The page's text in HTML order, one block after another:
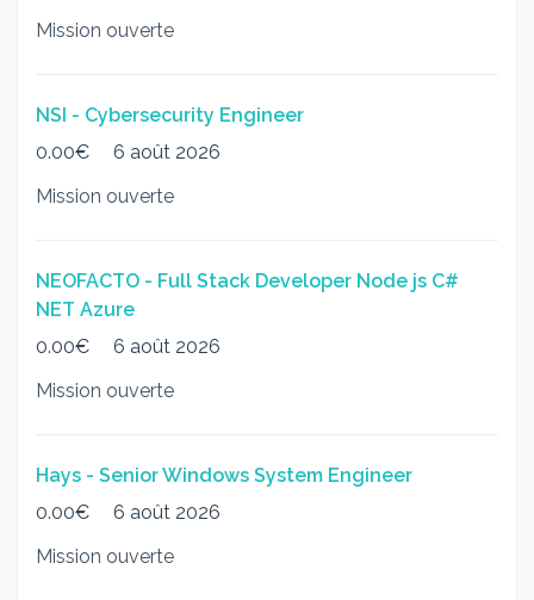
Mission ouverte
NSI - Cybersecurity Engineer
0.00€
6 août 2026
Mission ouverte
NEOFACTO - Full Stack Developer Node js C#
NET Azure
0.00€
6 août 2026
Mission ouverte
Hays - Senior Windows System Engineer
0.00€
6 août 2026
Mission ouverte